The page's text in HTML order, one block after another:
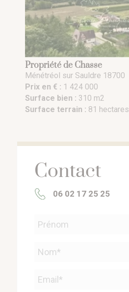
Propriété de Chasse
Ménétréol sur Sauldre 18700
Prix en € : 1 424 000
Surface bien : 310 m2
Surface terrain : 81 hectares
Contact
06 02 17 25 25